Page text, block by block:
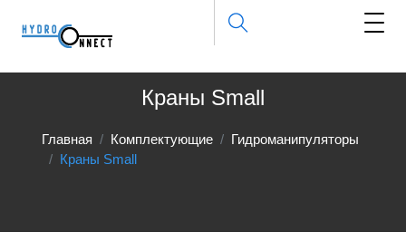
Краны Small
Главная Комплектующие
Гидроманипуляторы
Краны Small